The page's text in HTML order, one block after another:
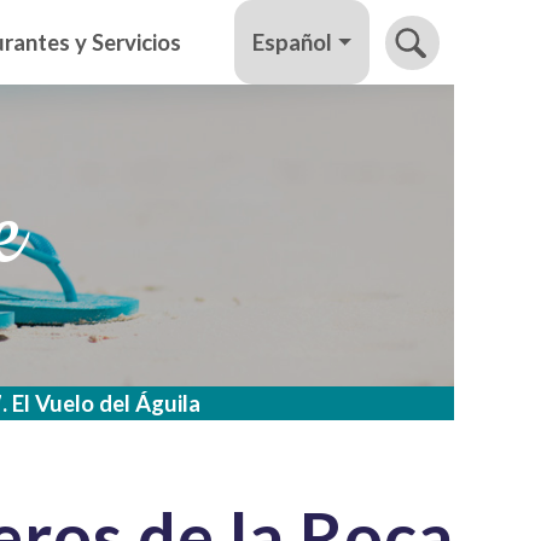
y Servicios Español
El Vuelo del Águila